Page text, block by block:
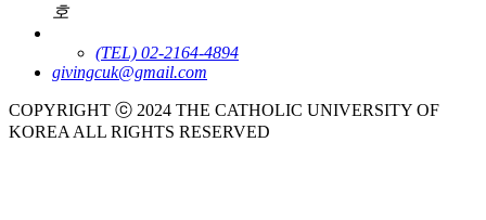
호
(TEL) 02-2164-4894
givingcuk@gmail.com
COPYRIGHT ⓒ 2024 THE CATHOLIC UNIVERSITY OF
KOREA ALL RIGHTS RESERVED